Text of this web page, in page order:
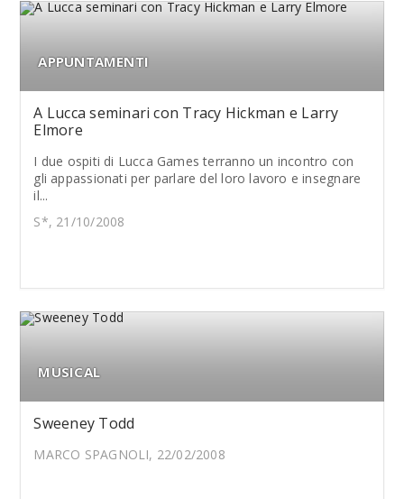
APPUNTAMENTI
A Lucca seminari con Tracy Hickman e Larry
Elmore
I due ospiti di Lucca Games terranno un incontro con
gli appassionati per parlare del loro lavoro e insegnare
il...
S*, 21/10/2008
MUSICAL
Sweeney Todd
MARCO SPAGNOLI, 22/02/2008